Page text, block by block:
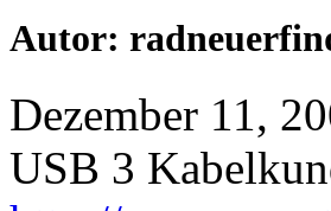
Autor:
Dezember 11,
USB 3